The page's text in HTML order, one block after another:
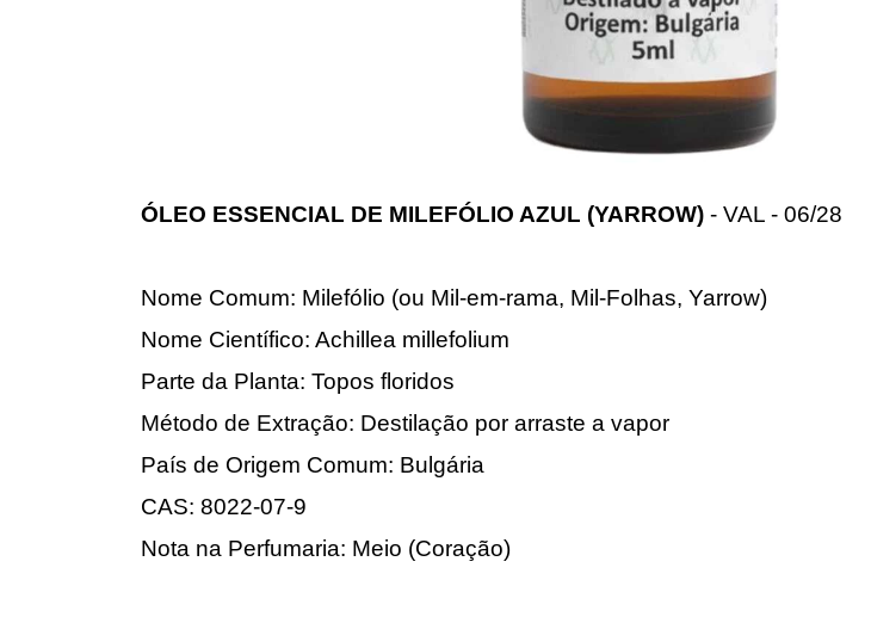
ÓLEO ESSENCIAL DE MILEFÓLIO AZUL (YARROW) - VAL - 06/28
Nome Comum: Milefólio (ou Mil-em-rama, Mil-Folhas, Yarrow)
Nome Científico: Achillea millefolium
Parte da Planta: Topos floridos
Método de Extração: Destilação por arraste a vapor
País de Origem Comum: Bulgária
CAS: 8022-07-9
Nota na Perfumaria: Meio (Coração)